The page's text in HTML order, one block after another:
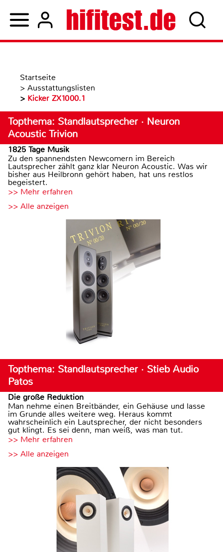
Startseite
> Ausstattungslisten
> Kicker ZX1000.1
Topthema: Standlautsprecher · Neuron
Acoustic Trivion
1825 Tage Musik
Zu den spannendsten Newcomern im Bereich
Lautsprecher zählt ganz klar Neuron Acoustic. Was wir
bisher aus Heilbronn gehört haben, hat uns restlos
begeistert.
>> Mehr erfahren
>> Alle anzeigen
Topthema: Standlautsprecher · Stieb Audio
Patos
Die große Reduktion
Man nehme einen Breitbänder, ein Gehäuse und lasse
im Grunde alles weitere weg. Heraus kommt
wahrscheinlich ein Lautsprecher, der nicht besonders
gut klingt. Es sei denn, man weiß, was man tut.
>> Mehr erfahren
>> Alle anzeigen